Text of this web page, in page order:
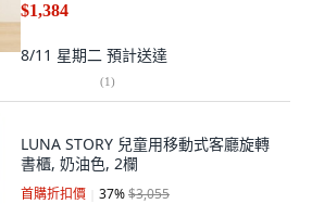
$1,384
8/11 星期二 預計送達
(1)
LUNA STORY 兒童用移動式客廳旋轉
書櫃, 奶油色, 2欄
首購折扣價 37%$3,055